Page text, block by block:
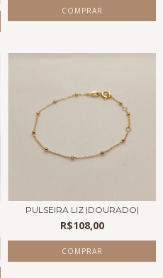
PULSEIRA LIZ |DOURADO|
R$108,00